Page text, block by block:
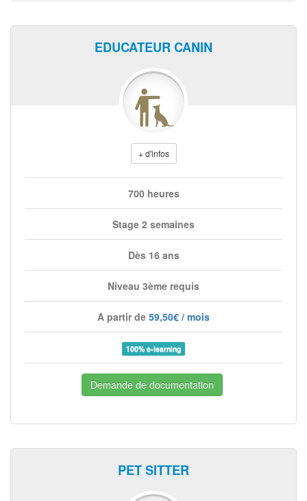
EDUCATEUR CANIN
+ d'infos
700 heures
Stage 2 semaines
Dès 16 ans
Niveau 3ème requis
A partir de 59,50€ / mois
100% e-learning
Demande de documentation
PET SITTER